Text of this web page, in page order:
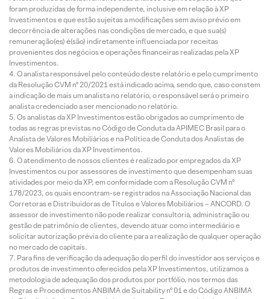
foram produzidas de forma independente, inclusive em relação à XP
Investimentos e que estão sujeitas a modificações sem aviso prévio em
decorrência de alterações nas condições de mercado, e que sua(s)
remuneração(es) é(são) indiretamente influenciada por receitas
provenientes dos negócios e operações financeiras realizadas pela XP
Investimentos.
O analista responsável pelo conteúdo deste relatório e pelo cumprimento
da Resolução CVM nº 20/2021 está indicado acima, sendo que, caso constem
a indicação de mais um analista no relatório, o responsável será o primeiro
analista credenciado a ser mencionado no relatório.
Os analistas da XP Investimentos estão obrigados ao cumprimento de
todas as regras previstas no Código de Conduta da APIMEC Brasil para o
Analista de Valores Mobiliários e na Política de Conduta dos Analistas de
Valores Mobiliários da XP Investimentos.
O atendimento de nossos clientes é realizado por empregados da XP
Investimentos ou por assessores de investimento que desempenham suas
atividades por meio da XP, em conformidade com a Resolução CVM nº
178/2023, os quais encontram-se registrados na Associação Nacional das
Corretoras e Distribuidoras de Títulos e Valores Mobiliários – ANCORD. O
assessor de investimento não pode realizar consultoria, administração ou
gestão de patrimônio de clientes, devendo atuar como intermediário e
solicitar autorização prévia do cliente para a realização de qualquer operação
no mercado de capitais.
Para fins de verificação da adequação do perfil do investidor aos serviços e
produtos de investimento oferecidos pela XP Investimentos, utilizamos a
metodologia de adequação dos produtos por portfólio, nos termos das
Regras e Procedimentos ANBIMA de Suitability nº 01 e do Código ANBIMA